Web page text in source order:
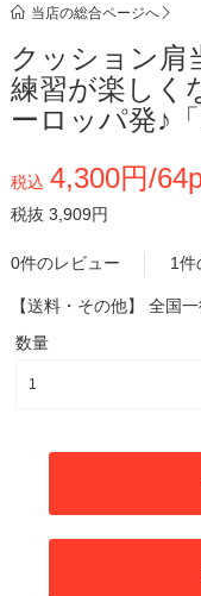
当店の総合ページへ
クッション肩
練習が楽しく
ーロッパ発♪
税込 4,300円/
税抜 3,909円
0件のレビュー 1件
【送料・その他】 全国
数量